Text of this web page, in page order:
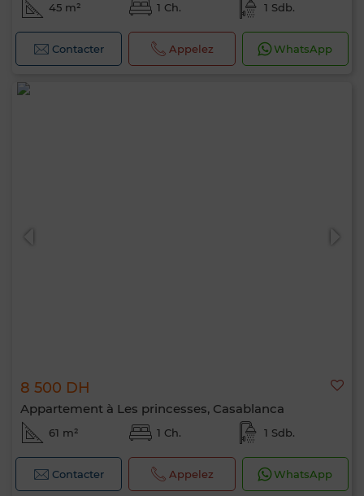
45 m² 1 Ch. 1 Sdb.
Contacter Appelez WhatsApp
8 500 DH
Appartement à Les princesses, Casablanca
61 m² 1 Ch. 1 Sdb.
Contacter Appelez WhatsApp